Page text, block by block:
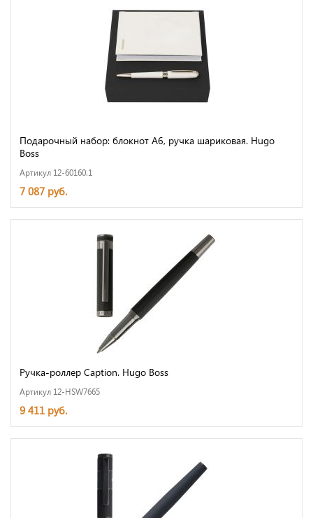
Подарочный набор: блокнот А6, ручка шариковая. Hugo
Boss
Артикул 12-60160.1
7 087 руб.
Ручка-роллер Caption. Hugo Boss
Артикул 12-HSW7665
9 411 руб.